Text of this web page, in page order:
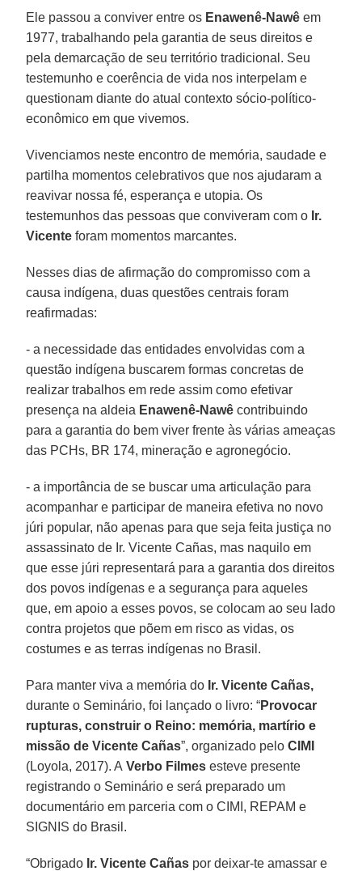
Ele passou a conviver entre os Enawenê-Nawê em
1977, trabalhando pela garantia de seus direitos e
pela demarcação de seu território tradicional. Seu
testemunho e coerência de vida nos interpelam e
questionam diante do atual contexto sócio-político-
econômico em que vivemos.
Vivenciamos neste encontro de memória, saudade e
partilha momentos celebrativos que nos ajudaram a
reavivar nossa fé, esperança e utopia. Os
testemunhos das pessoas que conviveram com o Ir.
Vicente foram momentos marcantes.
Nesses dias de afirmação do compromisso com a
causa indígena, duas questões centrais foram
reafirmadas:
- a necessidade das entidades envolvidas com a
questão indígena buscarem formas concretas de
realizar trabalhos em rede assim como efetivar
presença na aldeia Enawenê-Nawê contribuindo
para a garantia do bem viver frente às várias ameaças
das PCHs, BR 174, mineração e agronegócio.
- a importância de se buscar uma articulação para
acompanhar e participar de maneira efetiva no novo
júri popular, não apenas para que seja feita justiça no
assassinato de Ir. Vicente Cañas, mas naquilo em
que esse júri representará para a garantia dos direitos
dos povos indígenas e a segurança para aqueles
que, em apoio a esses povos, se colocam ao seu lado
contra projetos que põem em risco as vidas, os
costumes e as terras indígenas no Brasil.
Para manter viva a memória do Ir. Vicente Cañas,
durante o Seminário, foi lançado o livro: “Provocar
rupturas, construir o Reino: memória, martírio e
missão de Vicente Cañas”, organizado peloCIMI
(Loyola, 2017). A Verbo Filmes esteve presente
registrando o Seminário e será preparado um
documentário em parceria com o CIMI, REPAM e
SIGNIS do Brasil.
“Obrigado Ir. Vicente Cañas por deixar-te amassar e